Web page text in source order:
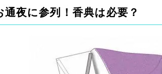
通夜に参列！香典は必要？